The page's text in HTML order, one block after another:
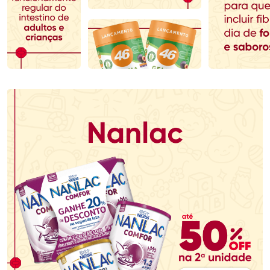
Comprar sem Desconto
Por R$ 64,90/cada
Comprar sem Desconto
Por R$ 64,90/cada
Comprar sem Desconto
Por R$ 100,99/cada
Comprar sem Desconto
Por R$ 100,99/cada